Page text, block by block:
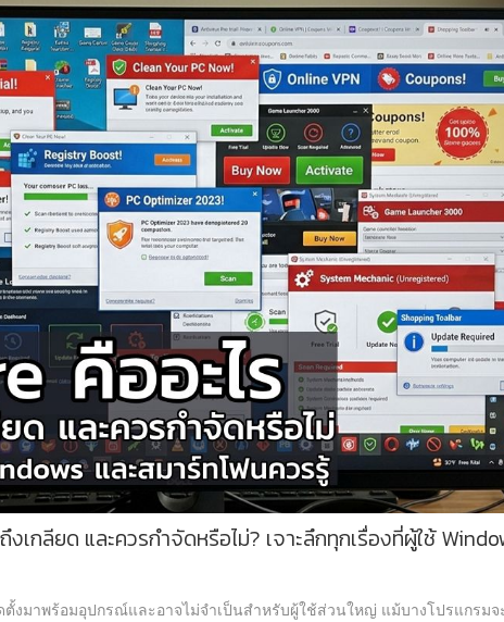
เกลียด และควรกำจัดหรือไม่? เจาะลึกทุกเรื่องที่ผู้ใช้
งมาพร้อมอุปกรณ์และอาจไม่จำเป็นสำหรับผู้ใช้ส่วนใหญ่ แม้บางโปรแกรม